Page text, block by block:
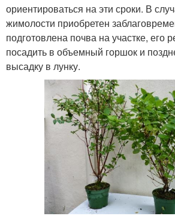
ориентироваться на эти сроки. В
жимолости приобретен
подготовлена почва на участке, его
посадить в объемный горшок и
высадку в лунку.